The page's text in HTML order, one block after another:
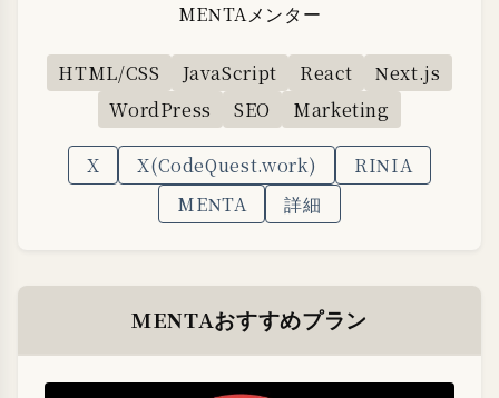
MENTAメンター
HTML/CSS JavaScript React
Next.js
WordPress
SEO Marketing
X X(CodeQuest.work)
RINIA
MENTA
詳細
MENTAおすすめプラン